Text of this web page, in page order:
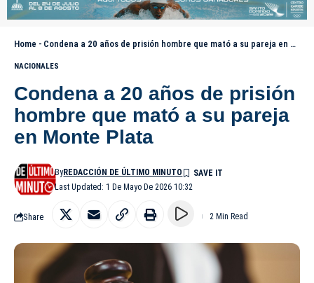
Home - Condena a 20 años de prisión hombre que mató a su pareja en Monte Plata
NACIONALES
Condena a 20 años de prisión
hombre que mató a su pareja
en Monte Plata
Last Updated: 1 De Mayo De 2026 10:32
ByREDACCIÓN DE ÚLTIMO MINUTO
Share 2 Min Read